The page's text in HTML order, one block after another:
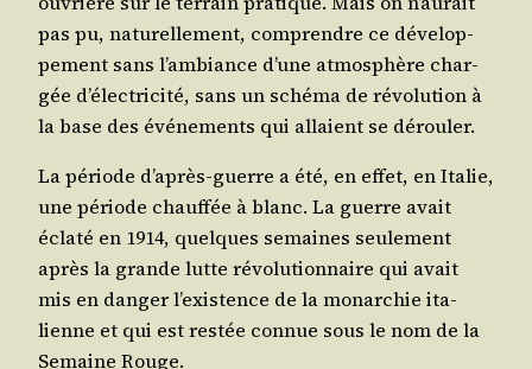
pas pu, natu­rel­le­ment, com­prendre ce déve­lop­
pe­ment sans l’am­biance d’une atmo­sphère char­
gée d’élec­tri­ci­té, sans un sché­ma de révo­lu­tion à
la base des évé­ne­ments qui allaient se dérouler.
La période d’a­près-guerre a été, en effet, en Ita­lie,
une période chauf­fée à blanc. La guerre avait
écla­té en 1914, quelques semaines seule­ment
après la grande lutte révo­lu­tion­naire qui avait
mis en dan­ger l’exis­tence de la monar­chie ita­
lienne et qui est res­tée connue sous le nom de la
Semaine Rouge.